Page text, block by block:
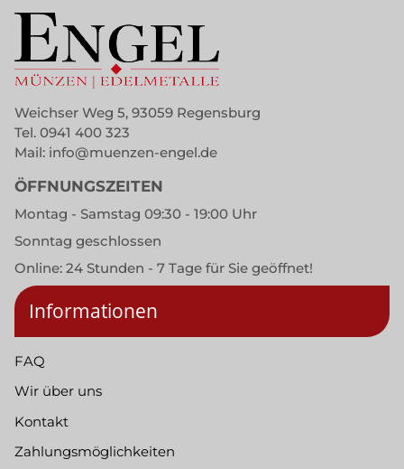
Weichser Weg 5, 93059 Regensburg
Tel. 0941 400 323
Mail: info@muenzen-engel.de
ÖFFNUNGSZEITEN
Montag - Samstag 09:30 - 19:00 Uhr
Sonntag geschlossen
Online: 24 Stunden - 7 Tage für Sie geöffnet!
Informationen
FAQ
Wir über uns
Kontakt
Zahlungsmöglichkeiten